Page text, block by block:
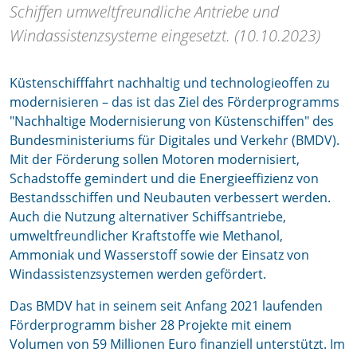
Schiffen umweltfreundliche Antriebe und
Windassistenzsysteme eingesetzt. (10.10.2023)
Küstenschifffahrt nachhaltig und technologieoffen zu
modernisieren – das ist das Ziel des Förderprogramms
"Nachhaltige Modernisierung von Küstenschiffen" des
Bundesministeriums für Digitales und Verkehr (BMDV).
Mit der Förderung sollen Motoren modernisiert,
Schadstoffe gemindert und die Energieeffizienz von
Bestandsschiffen und Neubauten verbessert werden.
Auch die Nutzung alternativer Schiffsantriebe,
umweltfreundlicher Kraftstoffe wie Methanol,
Ammoniak und Wasserstoff sowie der Einsatz von
Windassistenzsystemen werden gefördert.
Das BMDV hat in seinem seit Anfang 2021 laufenden
Förderprogramm bisher 28 Projekte mit einem
Volumen von 59 Millionen Euro finanziell unterstützt. Im